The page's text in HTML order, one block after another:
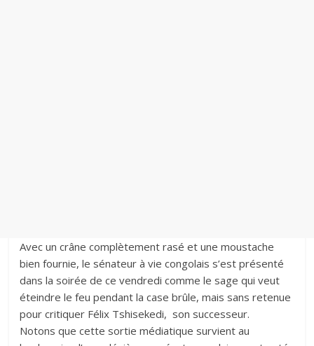
‎Avec un crâne complètement rasé et une moustache
bien fournie, le sénateur à vie congolais s’est présenté
dans la soirée de ce vendredi comme le sage qui veut
éteindre le feu pendant la case brûle, mais sans retenue
pour critiquer Félix Tshisekedi, son successeur.
‎Notons que cette sortie médiatique survient au